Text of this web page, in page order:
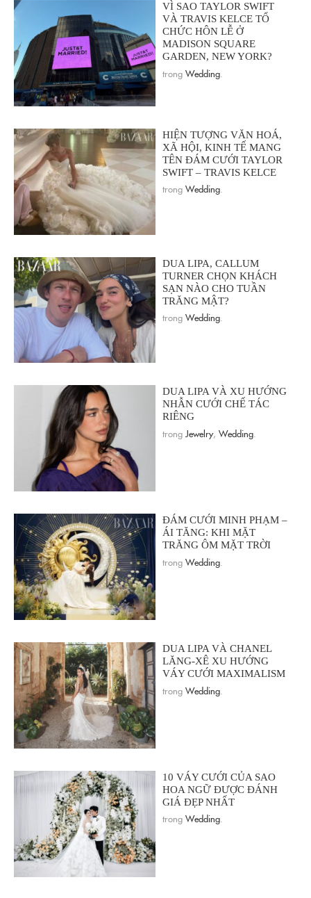
VÌ SAO TAYLOR SWIFT
VÀ TRAVIS KELCE TỔ
CHỨC HÔN LỄ Ở
MADISON SQUARE
GARDEN, NEW YORK?
trong Wedding
HIỆN TƯỢNG VĂN HOÁ,
XÃ HỘI, KINH TẾ MANG
TÊN ĐÁM CƯỚI TAYLOR
SWIFT – TRAVIS KELCE
trong Wedding
DUA LIPA, CALLUM
TURNER CHỌN KHÁCH
SẠN NÀO CHO TUẦN
TRĂNG MẬT?
trong Wedding
DUA LIPA VÀ XU HƯỚNG
NHẪN CƯỚI CHẾ TÁC
RIÊNG
trong Jewelry, Wedding
ĐÁM CƯỚI MINH PHẠM –
ÁI TĂNG: KHI MẶT
TRĂNG ÔM MẶT TRỜI
trong Wedding
DUA LIPA VÀ CHANEL
LĂNG-XÊ XU HƯỚNG
VÁY CƯỚI MAXIMALISM
trong Wedding
10 VÁY CƯỚI CỦA SAO
HOA NGỮ ĐƯỢC ĐÁNH
GIÁ ĐẸP NHẤT
trong Wedding